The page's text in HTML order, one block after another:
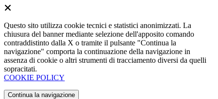
Questo sito utilizza cookie tecnici e statistici anonimizzati. La
chiusura del banner mediante selezione dell'apposito comando
contraddistinto dalla X o tramite il pulsante "Continua la
navigazione" comporta la continuazione della navigazione in
assenza di cookie o altri strumenti di tracciamento diversi da quelli
sopracitati.
COOKIE POLICY
Continua la navigazione